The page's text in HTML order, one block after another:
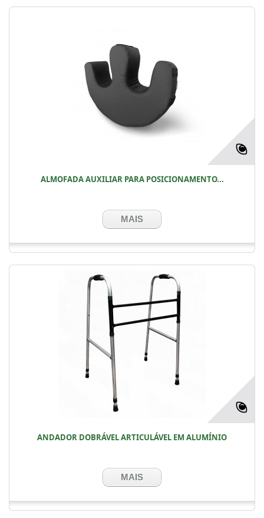
ALMOFADA AUXILIAR PARA POSICIONAMENTO...
MAIS
ANDADOR DOBRÁVEL ARTICULÁVEL EM ALUMÍNIO
MAIS